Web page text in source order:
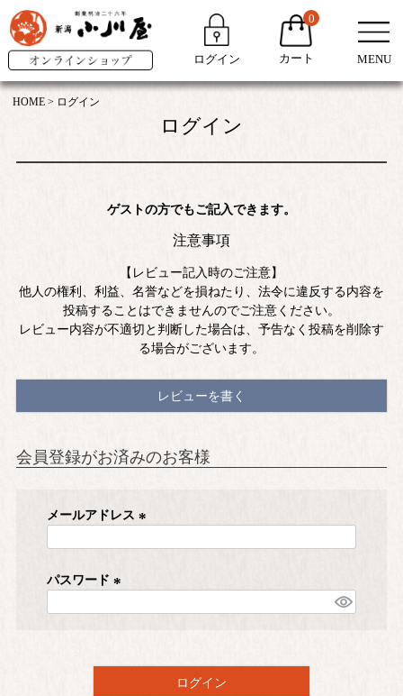
ログイン
0
カート MENU
HOME ログイン
ログイン
ゲストの方でもご記入できます。
注意事項
【レビュー記入時のご注意】
他人の権利、利益、名誉などを損ねたり、法令に違反する内容を
投稿することはできませんのでご注意ください。
レビュー内容が不適切と判断した場合は、予告なく投稿を削除す
る場合がございます。
レビューを書く
会員登録がお済みのお客様
メールアドレス
パスワード
ログイン